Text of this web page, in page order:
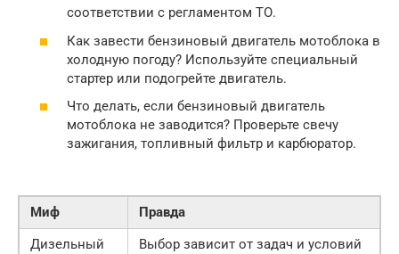
соответствии с регламентом ТО.
Как завести бензиновый двигатель мотоблока в
холодную погоду? Используйте специальный
стартер или подогрейте двигатель.
Что делать, если бензиновый двигатель
мотоблока не заводится? Проверьте свечу
зажигания, топливный фильтр и карбюратор.
Миф
Правда
Дизельный
Выбор зависит от задач и условий